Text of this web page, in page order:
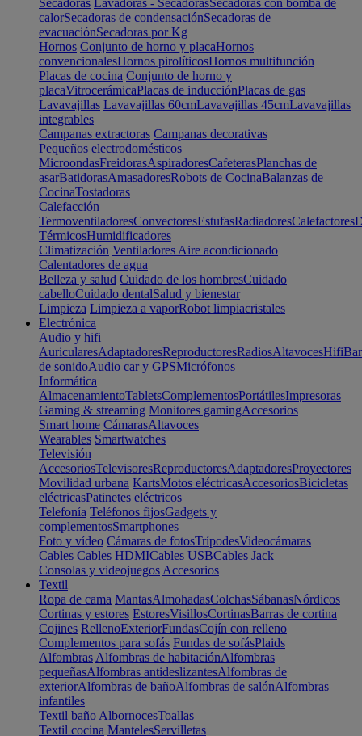
Secadoras Lavadoras - SecadorasSecadoras con bomba de
calorSecadoras de condensaciónSecadoras de
evacuaciónSecadoras por Kg
Hornos Conjunto de horno y placaHornos
convencionalesHornos pirolíticosHornos multifunción
Placas de cocina Conjunto de horno y
placaVitrocerámicaPlacas de inducciónPlacas de gas
Lavavajillas Lavavajillas 60cmLavavajillas 45cmLavavajillas
integrables
Campanas extractoras Campanas decorativas
Pequeños electrodomésticos
MicroondasFreidorasAspiradoresCafeterasPlanchas de
asarBatidorasAmasadoresRobots de CocinaBalanzas de
CocinaTostadoras
Calefacción
TermoventiladoresConvectoresEstufasRadiadoresCalefactores
TérmicosHumidificadores
Climatización Ventiladores Aire acondicionado
Calentadores de agua
Belleza y salud Cuidado de los hombresCuidado
cabelloCuidado dentalSalud y bienestar
Limpieza Limpieza a vaporRobot limpiacristales
Electrónica
Audio y hifi
AuricularesAdaptadoresReproductoresRadiosAltavocesHifi
de sonidoAudio car y GPSMicrófonos
Informática
AlmacenamientoTabletsComplementosPortátilesImpresoras
Gaming & streaming Monitores gamingAccesorios
Smart home CámarasAltavoces
Wearables Smartwatches
Televisión
AccesoriosTelevisoresReproductoresAdaptadoresProyectores
Movilidad urbana KartsMotos eléctricasAccesoriosBicicletas
eléctricasPatinetes eléctricos
Telefonía Teléfonos fijosGadgets y
complementosSmartphones
Foto y vídeo Cámaras de fotosTrípodesVideocámaras
Cables Cables HDMICables USBCables Jack
Consolas y videojuegos Accesorios
Textil
Ropa de cama MantasAlmohadasColchasSábanasNórdicos
Cortinas y estores EstoresVisillosCortinasBarras de cortina
Cojines RellenoExteriorFundasCojín con relleno
Complementos para sofás Fundas de sofásPlaids
Alfombras Alfombras de habitaciónAlfombras
pequeñasAlfombras antideslizantesAlfombras de
exteriorAlfombras de bañoAlfombras de salónAlfombras
infantiles
Textil baño AlbornocesToallas
Textil cocina MantelesServilletas